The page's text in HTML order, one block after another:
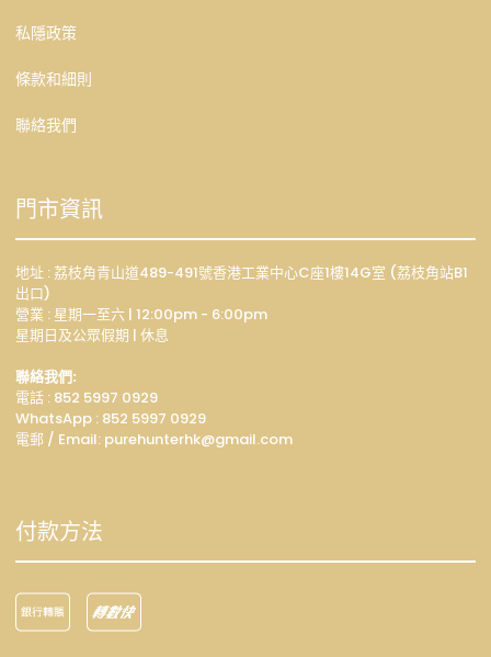
私隱政策
條款和細則
聯絡我們
門市資訊
地址 : 荔枝角青山道489-491號香港工業中心C座1樓14G室 (荔枝角站B1
出口)
營業 : 星期一至六 | 12:00pm - 6:00pm
星期日及公眾假期 | 休息
聯絡我們:
電話 : 852 5997 0929
WhatsApp : 852 5997 0929
電郵 / Email: purehunterhk@gmail.com
付款方法